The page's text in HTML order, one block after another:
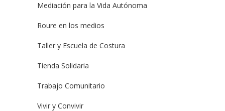
Mediación para la Vida Autónoma
Roure en los medios
Taller y Escuela de Costura
Tienda Solidaria
Trabajo Comunitario
Vivir y Convivir